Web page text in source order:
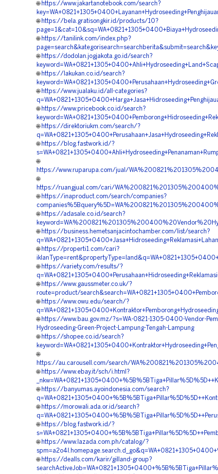
🌐 https://www.jakartanotebook.com/search?
🌐 https://bela.gratisongkir.id/products/10?
🌐 https://tanilink.com/index.php?
🌐 https://dodolan.jogjakota.go.id/search?
🌐 https://lakukan.co.id/search?
🌐 https://www.jualaku.id/all-categories?
🌐 https://www.pricebook.co.id/search?
🌐 https://direktoriukm.com/search/?
🌐 https://blog.fastwork.id/?
🌐
https://www.ruparupa.com/jual/
🌐
https://ruangjual.com/cari/
🌐 https://inaproduct.com/search/companies?
🌐 https://adasale.co.id/search?
🌐 https://business.hemetsanjacintochamber.com/list/search?
🌐 https://properti1.com/cari?
🌐 https://variety.com/results/?
🌐 https://www.gaussmeter.co.uk/?
route=product/
🌐 https://www.owu.edu/search/?
🌐 https://www.bau.gov.mz/?s=WA-0821-1305-0400-Vendor-
Hydroseeding-Green-Project-Lampung-Tengah-Lampung
🌐 https://shopee.co.id/search?
🌐
https://au.carousell.com/search/
🌐 https://www.ebay.it/sch/i.html?
🌐 https://banyumas.ayoindonesia.com/search?
🌐 https://morowali.ada.or.id/search?
🌐 https://blog.fastwork.id/?
🌐 https://www.lazada.com.ph/catalog/?
🌐 https://dealls.com/karir/gilland-group?